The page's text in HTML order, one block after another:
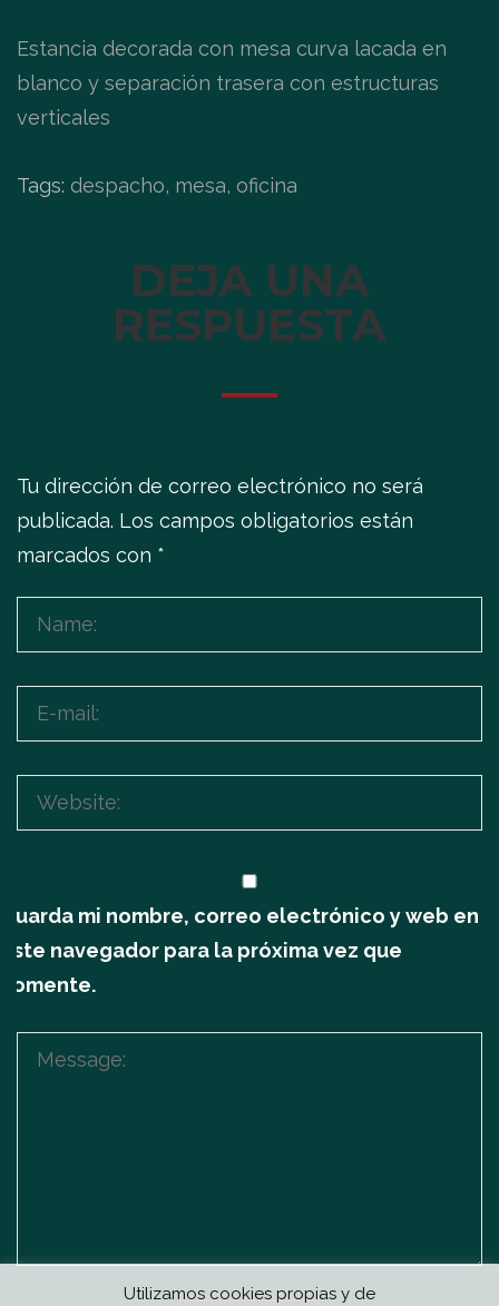
Estancia decorada con mesa curva lacada en
blanco y separación trasera con estructuras
verticales
Tags: despacho, mesa, oficina
DEJA UNA
RESPUESTA
Tu dirección de correo electrónico no será
publicada. Los campos obligatorios están
marcados con *
Guarda mi nombre, correo electrónico y web en
este navegador para la próxima vez que
comente.
Utilizamos cookies propias y de